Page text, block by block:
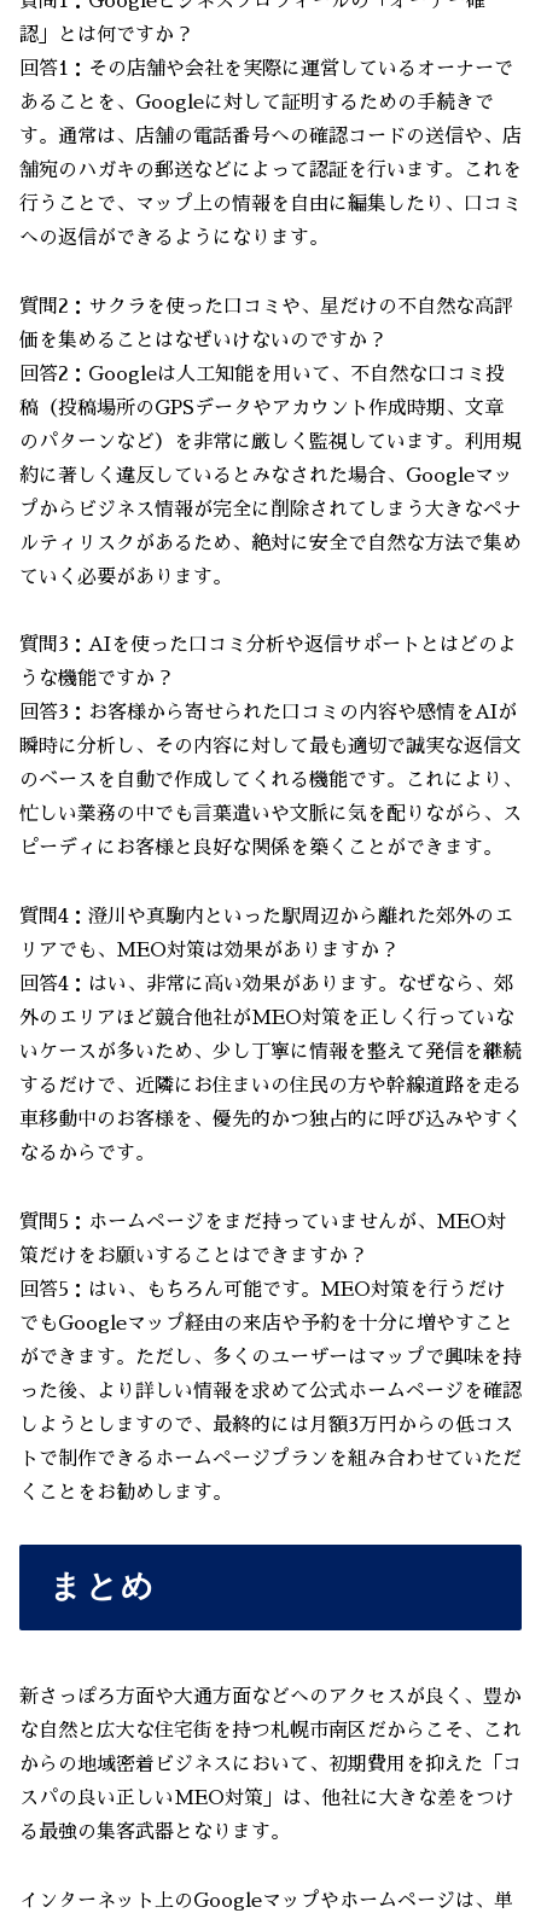
認」とは何ですか？
回答1：その店舗や会社を実際に運営しているオーナーで
あることを、Googleに対して証明するための手続きで
す。通常は、店舗の電話番号への確認コードの送信や、店
舗宛のハガキの郵送などによって認証を行います。これを
行うことで、マップ上の情報を自由に編集したり、口コミ
への返信ができるようになります。
質問2：サクラを使った口コミや、星だけの不自然な高評
価を集めることはなぜいけないのですか？
回答2：Googleは人工知能を用いて、不自然な口コミ投
稿（投稿場所のGPSデータやアカウント作成時期、文章
のパターンなど）を非常に厳しく監視しています。利用規
約に著しく違反しているとみなされた場合、Googleマッ
プからビジネス情報が完全に削除されてしまう大きなペナ
ルティリスクがあるため、絶対に安全で自然な方法で集め
ていく必要があります。
質問3：AIを使った口コミ分析や返信サポートとはどのよ
うな機能ですか？
回答3：お客様から寄せられた口コミの内容や感情をAIが
瞬時に分析し、その内容に対して最も適切で誠実な返信文
のベースを自動で作成してくれる機能です。これにより、
忙しい業務の中でも言葉遣いや文脈に気を配りながら、ス
ピーディにお客様と良好な関係を築くことができます。
質問4：澄川や真駒内といった駅周辺から離れた郊外のエ
リアでも、MEO対策は効果がありますか？
回答4：はい、非常に高い効果があります。なぜなら、郊
外のエリアほど競合他社がMEO対策を正しく行っていな
いケースが多いため、少し丁寧に情報を整えて発信を継続
するだけで、近隣にお住まいの住民の方や幹線道路を走る
車移動中のお客様を、優先的かつ独占的に呼び込みやすく
なるからです。
質問5：ホームページをまだ持っていませんが、MEO対
策だけをお願いすることはできますか？
回答5：はい、もちろん可能です。MEO対策を行うだけ
でもGoogleマップ経由の来店や予約を十分に増やすこと
ができます。ただし、多くのユーザーはマップで興味を持
った後、より詳しい情報を求めて公式ホームページを確認
しようとしますので、最終的には月額3万円からの低コス
トで制作できるホームページプランを組み合わせていただ
くことをお勧めします。
まとめ
新さっぽろ方面や大通方面などへのアクセスが良く、豊か
な自然と広大な住宅街を持つ札幌市南区だからこそ、これ
からの地域密着ビジネスにおいて、初期費用を抑えた「コ
スパの良い正しいMEO対策」は、他社に大きな差をつけ
る最強の集客武器となります。
インターネット上のGoogleマップやホームページは、単